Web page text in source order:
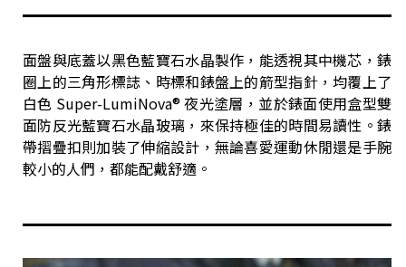
面盤與底蓋以黑色藍寶石水晶製作，能透視其中機芯，錶
圈上的三角形標誌、時標和錶盤上的箭型指針，均覆上了
白色 Super-LumiNova® 夜光塗層，並於錶面使用盒型雙
面防反光藍寶石水晶玻璃，來保持極佳的時間易讀性。錶
帶摺疊扣則加裝了伸縮設計，無論喜愛運動休閒還是手腕
較小的人們，都能配戴舒適。